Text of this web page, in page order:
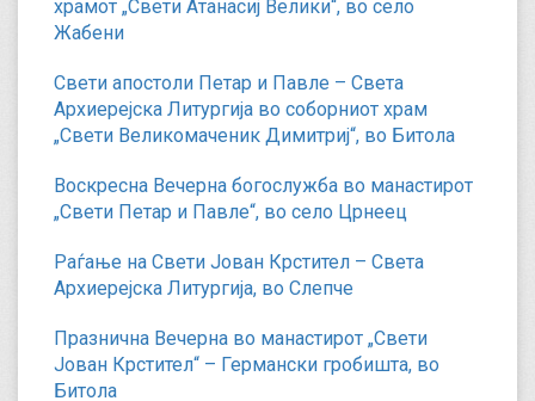
храмот „Свети Атанасиј Велики“, во село
Жабени
Свети апостоли Петар и Павле – Света
Архиерејска Литургија во соборниот храм
„Свети Великомаченик Димитриј“, во Битола
Воскресна Вечерна богослужба во манастирот
„Свети Петар и Павле“, во село Црнеец
Раѓање на Свети Јован Крстител – Света
Архиерејска Литургија, во Слепче
Празнична Вечерна во манастирот „Свети
Јован Крстител“ – Германски гробишта, во
Битола